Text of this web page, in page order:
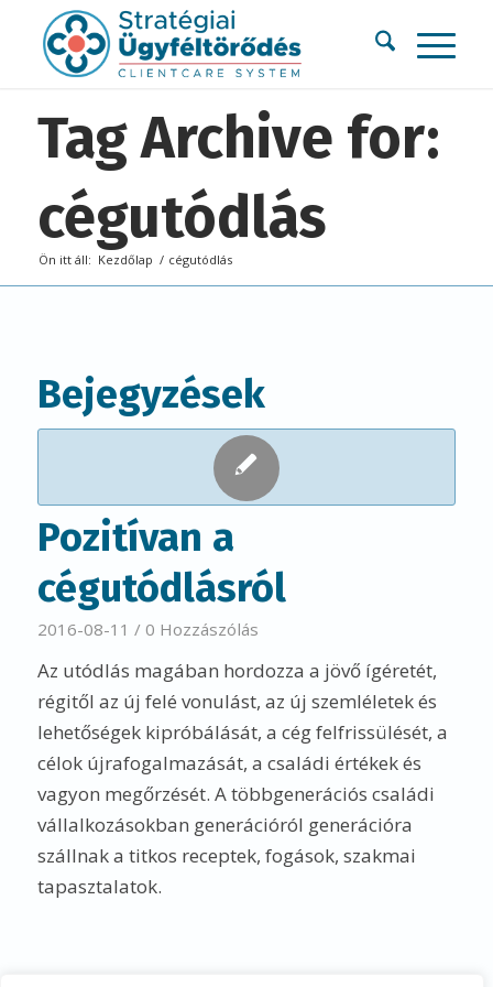
Tag Archive for:
cégutódlás
Ön itt áll: Kezdőlap / cégutódlás
Bejegyzések
Pozitívan a
cégutódlásról
2016-08-11 / 0 Hozzászólás
Az utódlás magában hordozza a jövő ígéretét,
régitől az új felé vonulást, az új szemléletek és
lehetőségek kipróbálását, a cég felfrissülését, a
célok újrafogalmazását, a családi értékek és
vagyon megőrzését. A többgenerációs családi
vállalkozásokban generációról generációra
szállnak a titkos receptek, fogások, szakmai
tapasztalatok.